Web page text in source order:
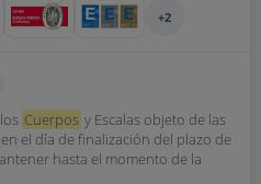
+2
Cuerpos y Escalas objeto de las
el día de finalización del plazo de
hasta el momento de la